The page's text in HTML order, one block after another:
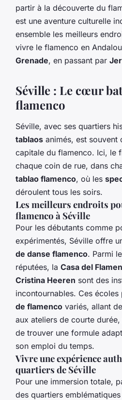
partir à la découverte du
est une aventure culturelle
ensemble les meilleurs
vivre le flamenco en
Grenade, en passant par
Séville : Le cœur
flamenco
Séville, avec ses quartiers
tablaos animés, est souvent
capitale du flamenco. Ici, le
chaque coin de rue, dans
tablao flamenco, où les
déroulent tous les soirs.
Les meilleurs endroits
flamenco à Séville
Pour les débutants comme
expérimentés, Séville offre
de danse flamenco. Parmi
réputées, la Casa del
Cristina Heeren sont des
incontournables. Ces
de flamenco variés, allant
aux ateliers de courte
de trouver une formule
son emploi du temps.
Vivre une expérience
quartiers de Séville
Pour une immersion totale,
des quartiers